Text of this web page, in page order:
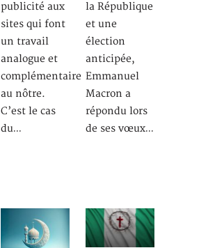
publicité aux
sites qui font
un travail
analogue et
complémentaire
au nôtre.
C’est le cas
du…
la République
et une
élection
anticipée,
Emmanuel
Macron a
répondu lors
de ses vœux…